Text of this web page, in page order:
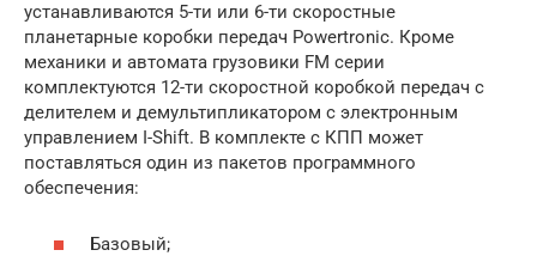
устанавливаются 5-ти или 6-ти скоростные
планетарные коробки передач Powertronic. Кроме
механики и автомата грузовики FM серии
комплектуются 12-ти скоростной коробкой передач с
делителем и демультипликатором с электронным
управлением I-Shift. В комплекте с КПП может
поставляться один из пакетов программного
обеспечения:
Базовый;